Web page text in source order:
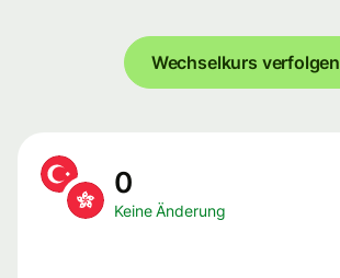
Wechselkurs verfolgen
0
Keine Änderung